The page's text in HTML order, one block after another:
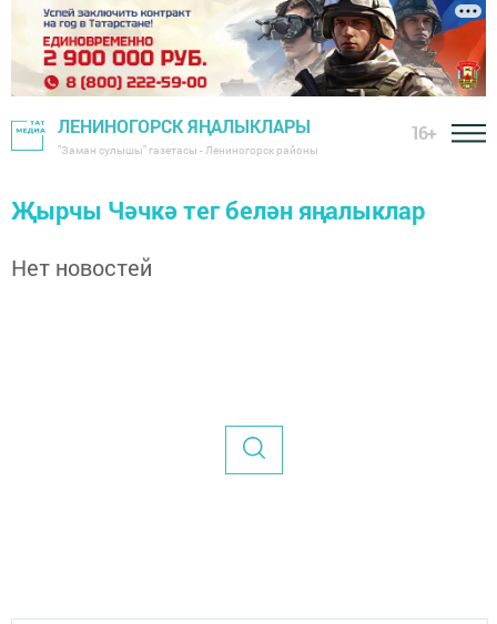
ЛЕНИНОГОРСК ЯҢАЛЫКЛАРЫ
"Заман сулышы" газетасы - Лениногорск районы
16+
Җырчы Чәчкә тег белән яңалыклар
Нет новостей